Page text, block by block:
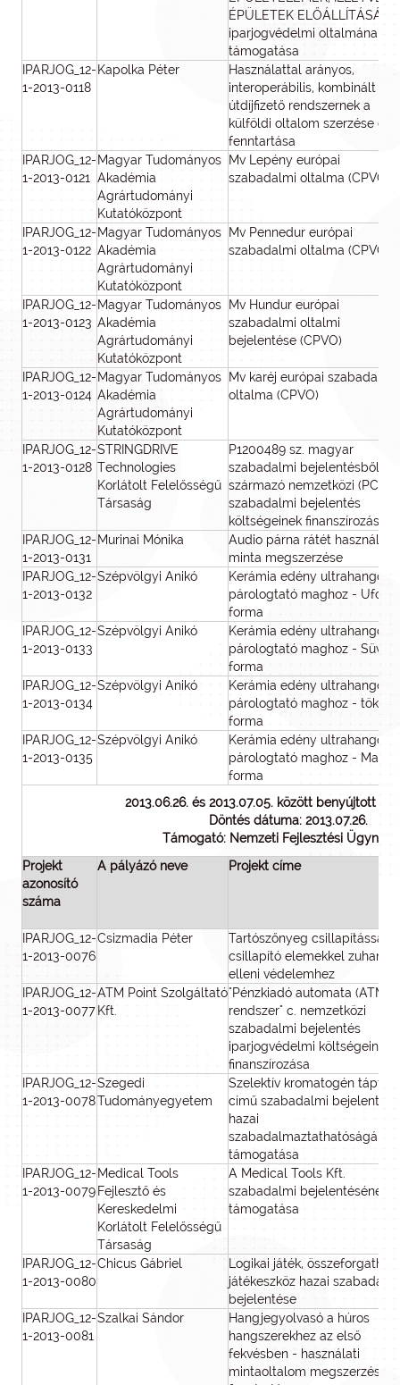
ÉPÜLETEK ELŐÁLLÍTÁSÁRA
iparjogvédelmi oltalmának
támogatása
IPARJOG_12-
1-2013-0118
Kapolka Péter
Használattal arányos,
interoperábilis, kombinált
útdíjfizető rendszernek a
külföldi oltalom szerzése és
fenntartása
IPARJOG_12-
1-2013-0121
Magyar Tudományos
Akadémia
Agrártudományi
Kutatóközpont
Mv Lepény európai
szabadalmi oltalma (CPVO)
IPARJOG_12-
1-2013-0122
Magyar Tudományos
Akadémia
Agrártudományi
Kutatóközpont
Mv Pennedur európai
szabadalmi oltalma (CPVO)
IPARJOG_12-
1-2013-0123
Magyar Tudományos
Akadémia
Agrártudományi
Kutatóközpont
Mv Hundur európai
szabadalmi oltalmi
bejelentése (CPVO)
IPARJOG_12-
1-2013-0124
Magyar Tudományos
Akadémia
Agrártudományi
Kutatóközpont
Mv karéj európai szabadalmi
oltalma (CPVO)
IPARJOG_12-
1-2013-0128
STRINGDRIVE
Technologies
Korlátolt Felelősségű
Társaság
P1200489 sz. magyar
szabadalmi bejelentésből
származó nemzetközi (PCT)
szabadalmi bejelentés
költségeinek finanszírozása
IPARJOG_12-
1-2013-0131
Murinai Mónika
Audio párna rátét használati
minta megszerzése
IPARJOG_12-
1-2013-0132
Szépvölgyi Anikó
Kerámia edény ultrahangos
párologtató maghoz - Ufo
forma
IPARJOG_12-
1-2013-0133
Szépvölgyi Anikó
Kerámia edény ultrahangos
párologtató maghoz - Süveg
forma
IPARJOG_12-
1-2013-0134
Szépvölgyi Anikó
Kerámia edény ultrahangos
párologtató maghoz - tökfej
forma
IPARJOG_12-
1-2013-0135
Szépvölgyi Anikó
Kerámia edény ultrahangos
párologtató maghoz - Maci
forma
2013.06.26. és 2013.07.05. között benyújtott
Döntés dátuma: 2013.07.26.
Támogató: Nemzeti Fejlesztési
Projekt
azonosító
száma
A pályázó neve Projekt címe
IPARJOG_12-
1-2013-0076
Csizmadia Péter
Tartószőnyeg csillapítással
csillapító elemekkel zuhanás
elleni védelemhez
IPARJOG_12-
1-2013-0077
ATM Point Szolgáltató
Kft.
"Pénzkiadó automata (ATM)
rendszer" c. nemzetközi
szabadalmi bejelentés
iparjogvédelmi költségeinek
finanszírozása
IPARJOG_12-
1-2013-0078
Szegedi
Tudományegyetem
Szelektív kromatogén
című szabadalmi bejelentés
hazai
szabadalmaztathatóságának
támogatása
IPARJOG_12-
1-2013-0079
Medical Tools
Fejlesztő és
Kereskedelmi
Korlátolt Felelősségű
Társaság
A Medical Tools Kft.
szabadalmi bejelentésének
támogatása
IPARJOG_12-
1-2013-0080
Chicus Gábriel
Logikai játék,
játékeszköz hazai szabadalmi
bejelentése
IPARJOG_12-
1-2013-0081
Szalkai Sándor
Hangjegyolvasó a húros
hangszerekhez az első
fekvésben - használati
mintaoltalom megszerzése